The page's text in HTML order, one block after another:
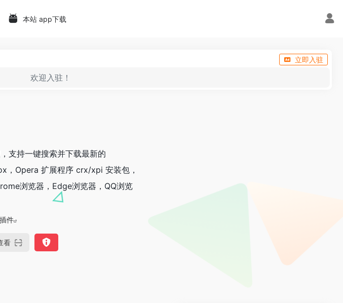
本站 app下载
立即入驻
欢迎入驻！
支持一键搜索并下载最新的
，Opera 扩展程序 crx/xpi 安装包，
浏览器，Edge浏览器，QQ浏览
件
看